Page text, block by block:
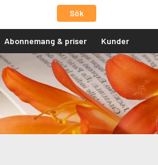
Sök
Abonnemang & priser Kunder